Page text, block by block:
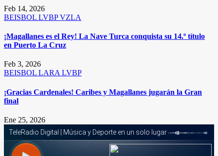
Feb 14, 2026
BEISBOL LVBPVZLA
¡Magallanes es el Rey! La Nave Turca conquista su 14.º título
en Puerto La Cruz
Feb 3, 2026
BEISBOL LARALVBP
¡Gracias Cardenales! Caribes y Magallanes jugarán la Gran
final
Ene 25, 2026